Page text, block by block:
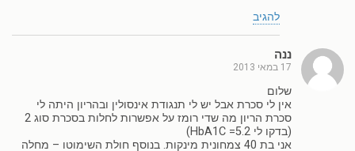
להגיב
ננה
17 במאי 2013
שלום
אין לי סכרת אבל יש לי תנגודת אינסולין ובהריון היתה לי
סכרת הריון מה שדי רומז על אפשרות לחלות בסכרת סוג 2
(בדקו לי HbA1C =5.2)
אני בת 40 צמחונית מינקות. בנוסף חולת השימוטו – מחלה